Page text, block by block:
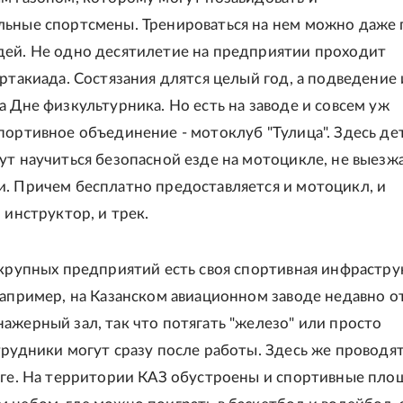
спортсмены. Тренироваться на нем можно даже
Не одно десятилетие на предприятии проходит
Состязания длятся целый год, а подведение
Дне физкультурника. Но есть на заводе и совсем уж
объединение - мотоклуб "Тулица". Здесь
научиться безопасной езде на мотоцикле, не
Причем бесплатно предоставляется и мотоцикл, и
инструктор, и трек.
предприятий есть своя спортивная
на Казанском авиационном заводе недавно
зал, так что потягать "железо" или просто
могут сразу после работы. Здесь же
На территории КАЗ обустроены и спортивные